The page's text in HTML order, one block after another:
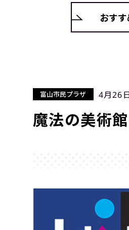
おす
魔法の美術
富山市民プラザ 4月26